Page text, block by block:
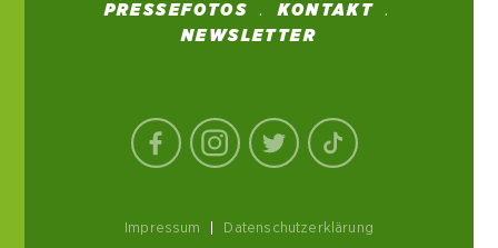
PRESSEFOTOS
KONTAKT
NEWSLETTER
Impressum Datenschutzerklärung